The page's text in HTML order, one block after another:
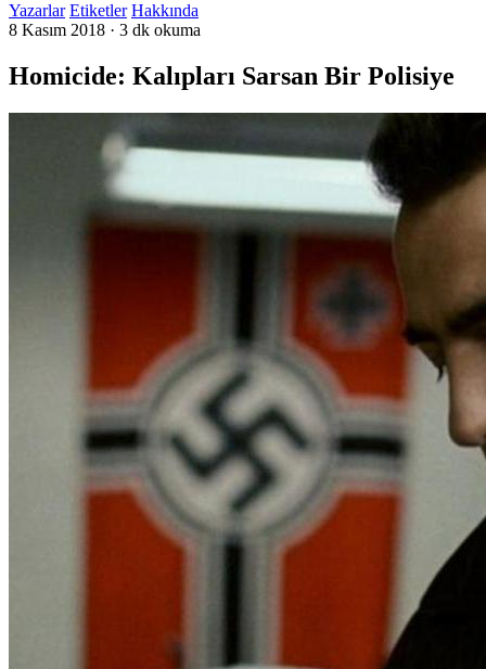
Yazarlar Etiketler Hakkında
8 Kasım 2018 · 3 dk okuma
Homicide: Kalıpları Sarsan Bir Polisiye